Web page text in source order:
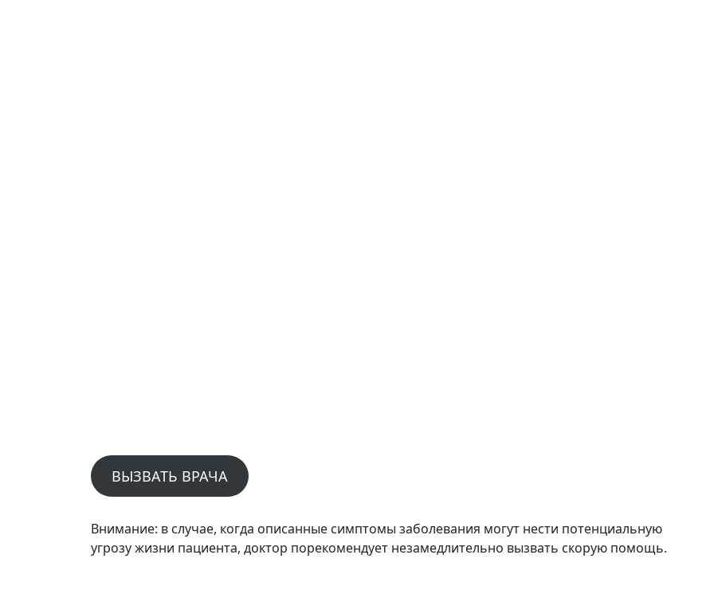
ВЫЗВАТЬ ВРАЧА
Внимание: в случае, когда описанные симптомы заболевания могут нести потенциальную
угрозу жизни пациента, доктор порекомендует незамедлительно вызвать скорую помощь.